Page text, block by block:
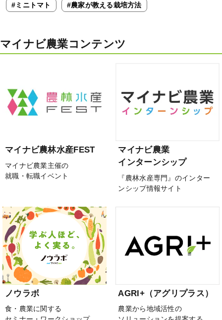
#ミニトマト #農家が教える栽培方法
マイナビ農業コンテンツ
マイナビ農林水産FEST
マイナビ農業主催の
就職・転職イベント
マイナビ農業
インターンシップ
『農林水産専門』のインター
ンシップ情報サイト
ノウラボ
食・農業に関する
AGRI+（アグリプラス）
農業から地域活性の